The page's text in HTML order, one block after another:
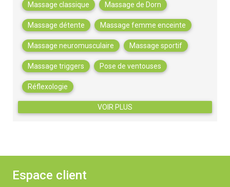
Massage classique Massage de Dorn
Massage détente Massage femme enceinte
Massage neuromusculaire Massage sportif
Massage triggers Pose de ventouses
Réflexologie
VOIR PLUS
Espace client